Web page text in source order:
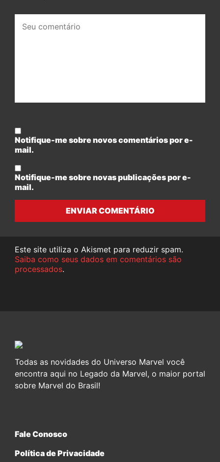
comentário:
Notifique-me sobre novos comentários por e-
mail.
Notifique-me sobre novas publicações por e-
mail.
ENVIAR COMENTÁRIO
Este site utiliza o Akismet para reduzir spam.
Saiba como seus dados em comentários são
processados.
Todas as novidades do Universo Marvel você
encontra aqui no Legado da Marvel, o maior portal
sobre Marvel do Brasil!
Fale Conosco
Política de Privacidade